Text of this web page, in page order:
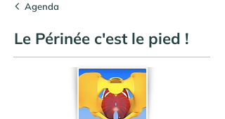
Agenda
Le Périnée c'est le pied !